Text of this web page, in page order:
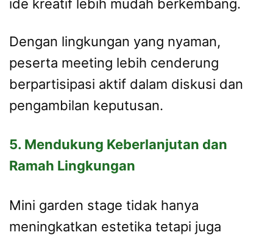
ide kreatif lebih mudah berkembang.
Dengan lingkungan yang nyaman,
peserta meeting lebih cenderung
berpartisipasi aktif dalam diskusi dan
pengambilan keputusan.
5. Mendukung Keberlanjutan dan
Ramah Lingkungan
Mini garden stage tidak hanya
meningkatkan estetika tetapi juga